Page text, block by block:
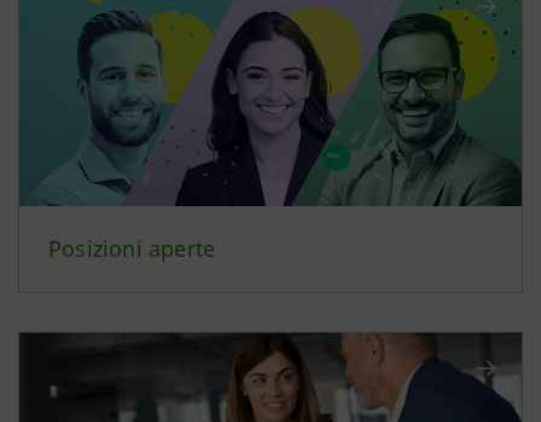
Posizioni aperte